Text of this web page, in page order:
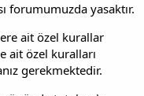
forumumuzda yasaktır.
ait özel kurallar
ait özel kuralları
gerekmektedir.